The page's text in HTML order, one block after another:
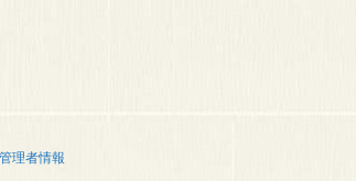
理者情報